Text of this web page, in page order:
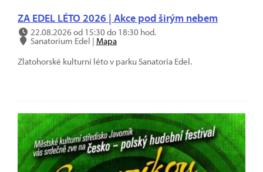
ZA EDEL LÉTO 2026 | Akce pod širým nebem
22.08.2026 od 15:30 do 18:30 hod.
Sanatorium Edel | Mapa
Zlatohorské kulturní léto v parku Sanatoria Edel.